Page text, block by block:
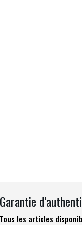
Garantie
Tous les articles